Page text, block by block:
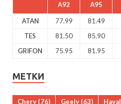
A92 A95
ATAN 77.99 81.49
TES
81.50 85.90
GRIFON
75.95 81.95
МЕТКИ
Chery (76) Geely (63) Haval